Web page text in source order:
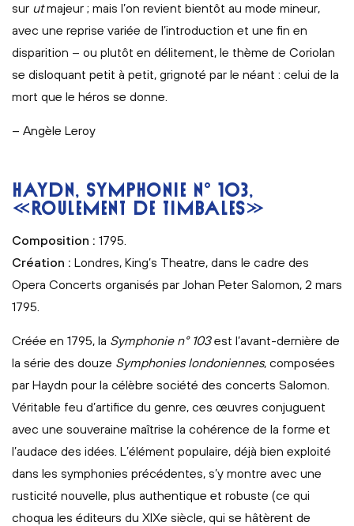
sur utmajeur ; mais l’on revient bientôt au mode mineur,
avec une reprise variée de l’introduction et une fin en
disparition – ou plutôt en délitement, le thème de Coriolan
se disloquant petit à petit, grignoté par le néant : celui de la
mort que le héros se donne.
– Angèle Leroy
HAYDN, SYMPHONIE N° 103,
«ROULEMENT DE TIMBALES»
Composition : 1795.
Création : Londres, King’s Theatre, dans le cadre des
Opera Concerts organisés par Johan Peter Salomon, 2 mars
1795.
Créée en 1795, la Symphonie n° 103est l’avant-dernière de
la série des douze Symphonies londoniennes, composées
par Haydn pour la célèbre société des concerts Salomon.
Véritable feu d’artifice du genre, ces œuvres conjuguent
avec une souveraine maîtrise la cohérence de la forme et
l’audace des idées. L’élément populaire, déjà bien exploité
dans les symphonies précédentes, s’y montre avec une
rusticité nouvelle, plus authentique et robuste (ce qui
choqua les éditeurs du XIXe siècle, qui se hâtèrent de